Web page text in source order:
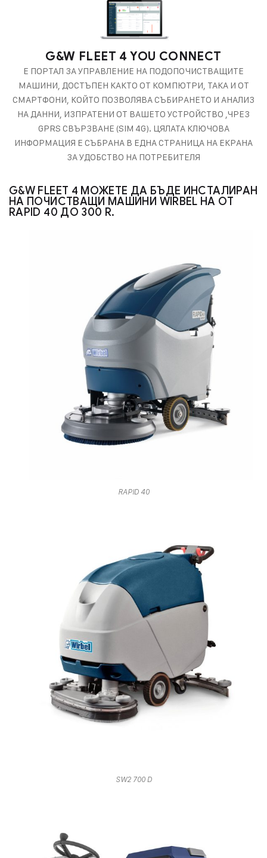
G&W FLEET 4 YOU CONNECT
Е ПОРТАЛ ЗА УПРАВЛЕНИЕ НА ПОДОПОЧИСТВАЩИТЕ
МАШИНИ, ДОСТЪПЕН КАКТО ОТ КОМПЮТРИ, ТАКА И ОТ
СМАРТФОНИ, КОЙТО ПОЗВОЛЯВА СЪБИРАНЕТО И АНАЛИЗ
НА ДАННИ, ИЗПРАТЕНИ ОТ ВАШЕТО УСТРОЙСТВО ,ЧРЕЗ
GPRS СВЪРЗВАНЕ (SIM 4G). ЦЯЛАТА КЛЮЧОВА
ИНФОРМАЦИЯ Е СЪБРАНА В ЕДНА СТРАНИЦА НА ЕКРАНА
ЗА УДОБСТВО НА ПОТРЕБИТЕЛЯ
G&W FLEET 4 МОЖЕТЕ ДА БЪДЕ ИНСТАЛИРАН
НА ПОЧИСТВАЩИ МАШИНИ WIRBEL НА ОТ
RAPID 40 ДО 300 R.
RAPID 40
SW2 700 D